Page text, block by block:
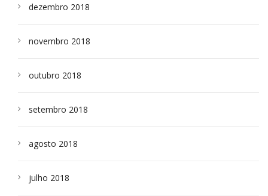
dezembro 2018
novembro 2018
outubro 2018
setembro 2018
agosto 2018
julho 2018